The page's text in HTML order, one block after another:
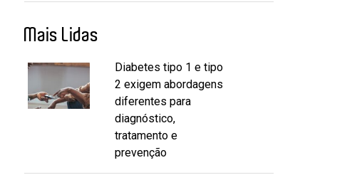
Mais Lidas
Diabetes tipo 1 e tipo
2 exigem abordagens
diferentes para
diagnóstico,
tratamento e
prevenção